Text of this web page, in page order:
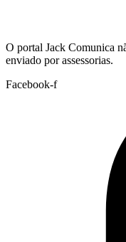
O portal Jack Comunica
enviado por assessorias.
Facebook-f